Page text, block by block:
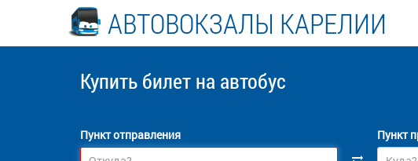
АВТОВОКЗАЛЫ КАРЕЛИИ
Купить билет на автобус
Пункт отправления Пункт